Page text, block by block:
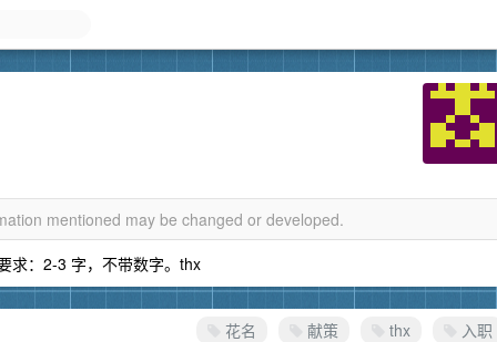
mentioned may be changed or developed.
求：2-3 字，不带数字。thx
花名 献策 thx 入职